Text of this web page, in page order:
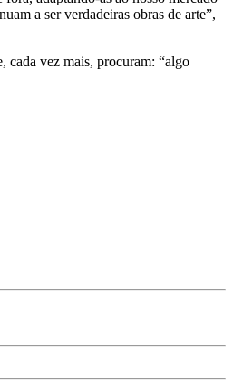
a ser verdadeiras obras de arte”,
cada vez mais, procuram: “algo